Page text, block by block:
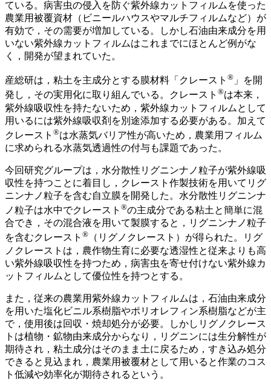
ている。病害虫の侵入を防ぐ紫外線カットフィルムを使った
農業用被覆資材（ビニールハウスやマルチフィルムなど）が
有効で，その需要が増加している。しかし石油由来成分を用
いない紫外線カットフィルムはこれまでにほとんど例がな
く，開発が望まれていた。
産総研は，粘土を主成分とする膜材料「クレースト ® 」を開
発し，その実用化に取り組んでいる。クレースト ®は本来，
紫外線吸収性を持たないため，紫外線カットフィルムとして
用いるには紫外線吸収剤を別途添加する必要がある。加えて
クレースト ®は水蒸気バリア性が高いため，農業用フィルム
に求められる水蒸気透過性の付与も課題であった。
今回研究グループは，水分散性リグニンナノ粒子が紫外線吸
収性を持つことに着目し，クレースト作製技術を用いてリグ
ニンナノ粒子を含む自立膜を開発した。水分散性リグニンナ
ノ粒子は水中でクレースト ®の主成分である粘土と簡単に混
合でき，その混合液を用いて製膜すると，リグニンナノ粒子
を含むクレースト ® （リグノクレースト）が得られた。リグ
ノクレーストは，農作物生育に必要な透湿性と従来よりも高
い紫外線吸収性を持つため，病害虫を寄せ付けない紫外線カ
ットフィルムとして優位性を持つとする。
また，従来の農業用紫外線カットフィルムは，石油由来成分
を用いた塩化ビニル系樹脂やポリオレフィン系樹脂などが主
で，使用後は回収・焼却処分が必要。しかしリグノクレース
トは植物・鉱物由来成分からなり，リグニンには生分解性が
期待され，粘土成分はそのまま土に戻るため，すき込み処分
できると見込まれ，農業用被覆材として用いると作業のコス
ト低減や効率化が期待されるという。